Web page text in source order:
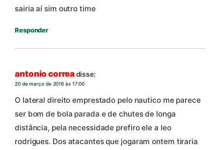
sairia aí sim outro time
Responder
antonio correadisse:
20 de março de 2016 às 17:00
O lateral direito emprestado pelo nautico me parece
ser bom de bola parada e de chutes de longa
distância, pela necessidade prefiro ele a leo
rodrigues. Dos atacantes que jogaram ontem tiraria